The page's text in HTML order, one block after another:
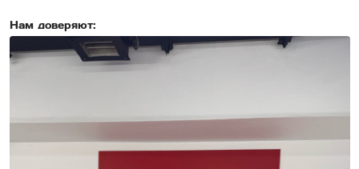
Нам доверяют: